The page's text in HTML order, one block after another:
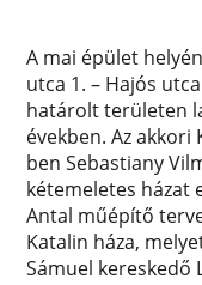
A mai épület
utca 1. – Hajós
határolt területen
években. Az akkori
ben Sebastiany
kétemeletes házat
Antal műépítő
Katalin háza,
Sámuel kereskedő